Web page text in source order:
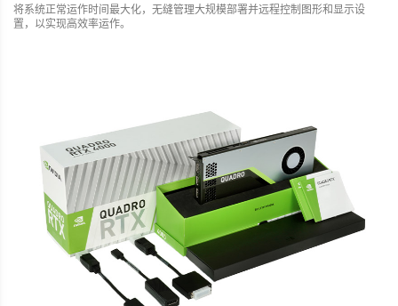
将系统正常运作时间最大化，无缝管理大规模部署并远程控制图形和显示设
置，以实现高效率运作。